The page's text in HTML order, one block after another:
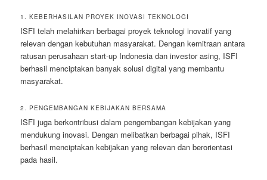
1. KEBERHASILAN PROYEK INOVASI TEKNOLOGI
ISFI telah melahirkan berbagai proyek teknologi inovatif yang
relevan dengan kebutuhan masyarakat. Dengan kemitraan antara
ratusan perusahaan start-up Indonesia dan investor asing, ISFI
berhasil menciptakan banyak solusi digital yang membantu
masyarakat.
2. PENGEMBANGAN KEBIJAKAN BERSAMA
ISFI juga berkontribusi dalam pengembangan kebijakan yang
mendukung inovasi. Dengan melibatkan berbagai pihak, ISFI
berhasil menciptakan kebijakan yang relevan dan berorientasi
pada hasil.